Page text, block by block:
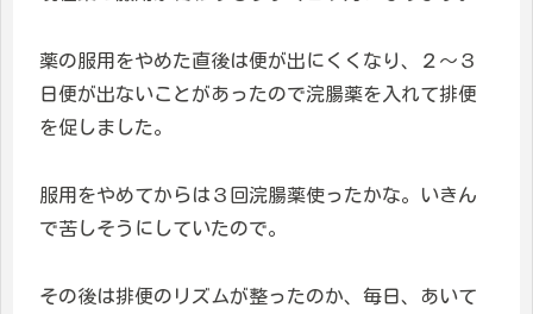
薬の服用をやめた直後は便が出にくくなり、２〜３
日便が出ないことがあったので浣腸薬を入れて排便
を促しました。
服用をやめてからは３回浣腸薬使ったかな。いきん
で苦しそうにしていたので。
その後は排便のリズムが整ったのか、毎日、あいて